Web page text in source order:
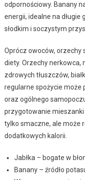
odpornościowy. Banany
energii, idealne na
słodkim i soczystym
Oprócz owoców, orzechy
diety. Orzechy nerkowca,
zdrowych tłuszczów,
regularne spożycie może
oraz ogólnego
przygotowanie mieszanki
tylko smaczne, ale może
dodatkowych kalorii.
Jabłka – bogate w
Banany – źródło